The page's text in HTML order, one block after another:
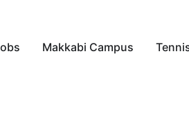
Makkabi Campus